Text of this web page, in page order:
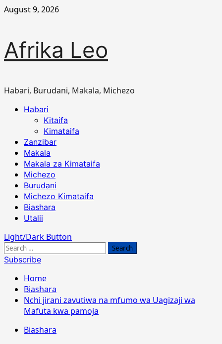
Skip
August 9, 2026
Afrika Leo
Habari, Burudani, Makala, Michezo
PrimaryHabari
Kitaifa
Kimataifa
Zanzibar
Makala
Makala za Kimataifa
Michezo
Burudani
Michezo Kimataifa
Biashara
Utalii
Light/Dark Button
Search
for:
Subscribe
Home
Biashara
Nchi jirani zavutiwa na mfumo wa Uagizaji wa
Mafuta kwa pamoja
Biashara